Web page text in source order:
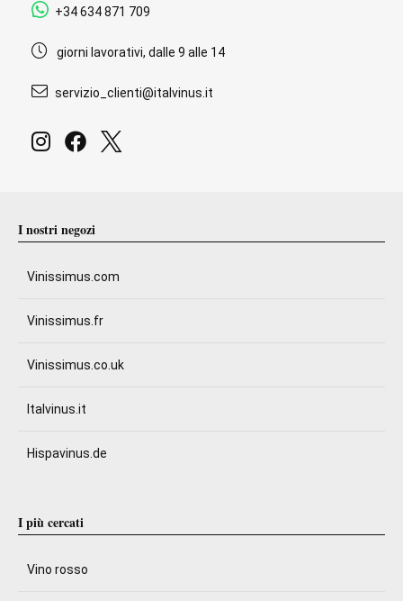
+34 634 871 709
giorni lavorativi, dalle 9 alle 14
servizio_clienti@italvinus.it
I nostri negozi
Vinissimus.com
Vinissimus.fr
Vinissimus.co.uk
Italvinus.it
Hispavinus.de
I più cercati
Vino rosso